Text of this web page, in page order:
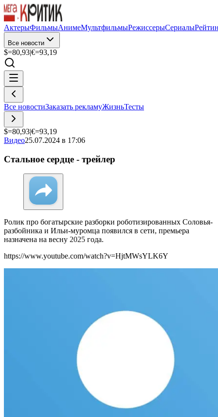
АктерыФильмыАнимеМультфильмыРежиссерыСериалы
Все новости
$=80,93|€=93,19
Все новостиЗаказать рекламуЖизньТесты
$=80,93|€=93,19
Видео25.07.2024 в 17:06
Стальное сердце - трейлер
Ролик про богатырские разборки роботизированных Соловья-
разбойника и Ильи-муромца появился в сети, премьера
назначена на весну 2025 года.
https://www.youtube.com/watch?v=HjtMWsYLK6Y